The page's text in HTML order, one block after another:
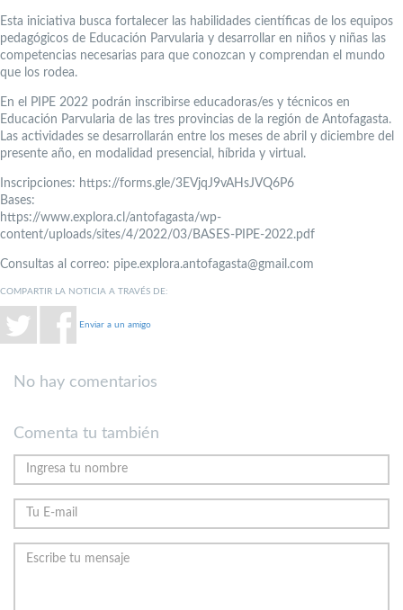
Esta iniciativa busca fortalecer las habilidades científicas de los equipos
pedagógicos de Educación Parvularia y desarrollar en niños y niñas las
competencias necesarias para que conozcan y comprendan el mundo
que los rodea.
En el PIPE 2022 podrán inscribirse educadoras/es y técnicos en
Educación Parvularia de las tres provincias de la región de Antofagasta.
Las actividades se desarrollarán entre los meses de abril y diciembre del
presente año, en modalidad presencial, híbrida y virtual.
Inscripciones: https://forms.gle/3EVjqJ9vAHsJVQ6P6
Bases:
https://www.explora.cl/antofagasta/wp-
content/uploads/sites/4/2022/03/BASES-PIPE-2022.pdf
Consultas al correo: pipe.explora.antofagasta@gmail.com
COMPARTIR LA NOTICIA A TRAVÉS DE:
Enviar a un amigo
No hay comentarios
Comenta tu también